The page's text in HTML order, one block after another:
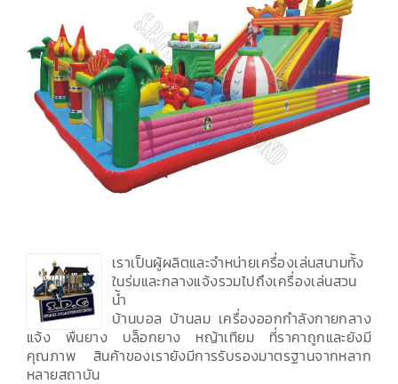
เราเป็นผู้ผลิตและจำหน่ายเครื่องเล่นสนามทั้ง
ในร่มและกลางแจ้งรวมไปถึงเครื่องเล่นสวน
น้ำ
บ้านบอล บ้านลม เครื่องออกกำลังกายกลาง
แจ้ง พื้นยาง บล็อกยาง หญ้าเทียม ที่ราคาถูกและยังมี
คุณภาพ สินค้าของเรายังมีการรับรองมาตรฐานจากหลาก
หลายสถาบัน